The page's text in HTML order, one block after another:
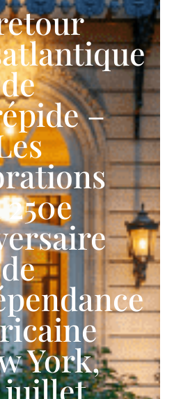
de
–
de
York,
juillet